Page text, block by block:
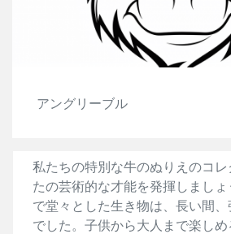
アングリーブル
私たちの特別な牛のぬりえのコ
たの芸術的な才能を発揮しまし
で堂々とした生き物は、長い間
でした。子供から大人まで楽し